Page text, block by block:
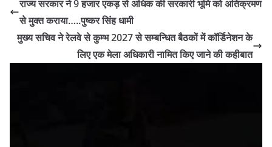
राज्य सरकार ने 9 हजार एकड़ से अधिक की सरकारी भूमि को अतिक्रमण
से मुक्त कराया…..पुष्कर सिंह धामी
मुख्य सचिव ने रेलवे से कुम्भ 2027 से सम्बन्धित बैठकों में कॉर्डिनेशन के
लिए एक मेला अधिकारी नामित किए जाने की कहीबात